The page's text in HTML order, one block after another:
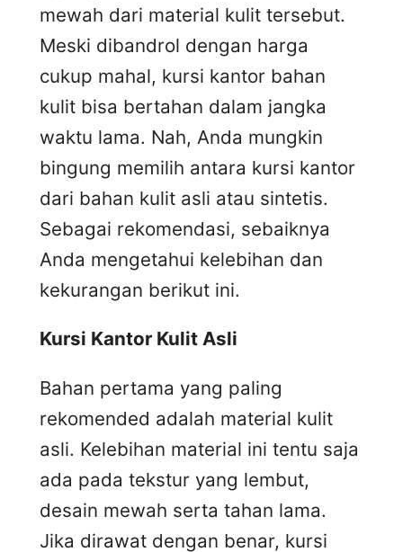
mewah dari material kulit tersebut.
Meski dibandrol dengan harga
cukup mahal, kursi kantor bahan
kulit bisa bertahan dalam jangka
waktu lama. Nah, Anda mungkin
bingung memilih antara kursi kantor
dari bahan kulit asli atau sintetis.
Sebagai rekomendasi, sebaiknya
Anda mengetahui kelebihan dan
kekurangan berikut ini.
Kursi Kantor Kulit Asli
Bahan pertama yang paling
rekomended adalah material kulit
asli. Kelebihan material ini tentu saja
ada pada tekstur yang lembut,
desain mewah serta tahan lama.
Jika dirawat dengan benar, kursi